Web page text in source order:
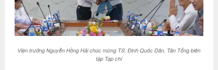
Viện trưởng Nguyễn Hồng Hải chúc mừng TS. Đinh Quốc Dân, Tân Tổng biên
tập Tạp chí